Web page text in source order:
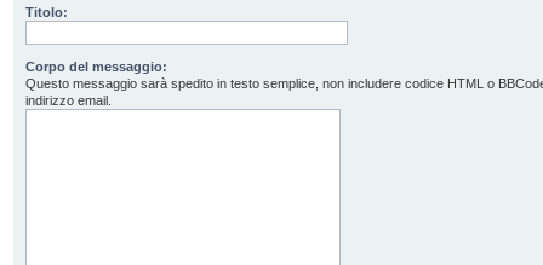
Titolo:
Corpo del messaggio:
Questo messaggio sarà spedito in testo semplice, non includere codice HTML o
indirizzo email.